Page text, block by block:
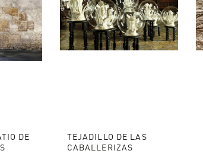
DE
TEJADILLO DE LAS
CABALLERIZAS